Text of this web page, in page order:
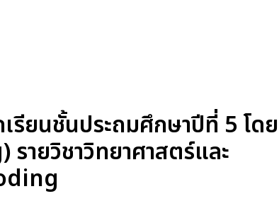
รียนชั้นประถมศึกษาปีที่ 5 โดย
ายวิชาวิทยาศาสตร์และ